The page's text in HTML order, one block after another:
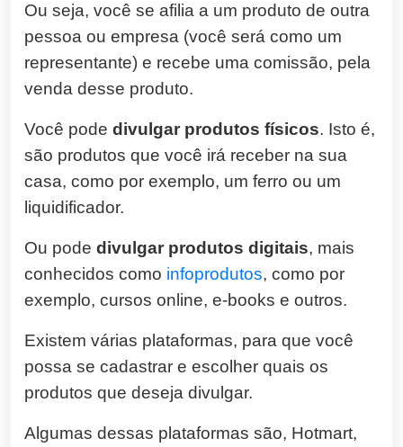
Ou seja, você se afilia a um produto de outra
pessoa ou empresa (você será como um
representante) e recebe uma comissão, pela
venda desse produto.
Você pode divulgar produtos físicos. Isto é,
são produtos que você irá receber na sua
casa, como por exemplo, um ferro ou um
liquidificador.
Ou pode divulgar produtos digitais, mais
conhecidos como infoprodutos, como por
exemplo, cursos online, e-books e outros.
Existem várias plataformas, para que você
possa se cadastrar e escolher quais os
produtos que deseja divulgar.
Algumas dessas plataformas são, Hotmart,